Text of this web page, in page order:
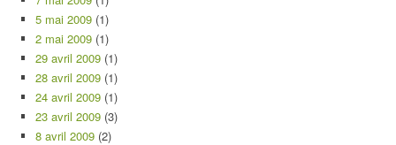
5 mai 2009 (1)
2 mai 2009 (1)
29 avril 2009 (1)
28 avril 2009 (1)
24 avril 2009 (1)
23 avril 2009 (3)
8 avril 2009 (2)